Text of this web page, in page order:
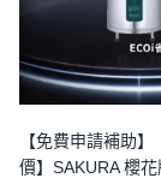
【免費申請補助
價】SAKURA 櫻